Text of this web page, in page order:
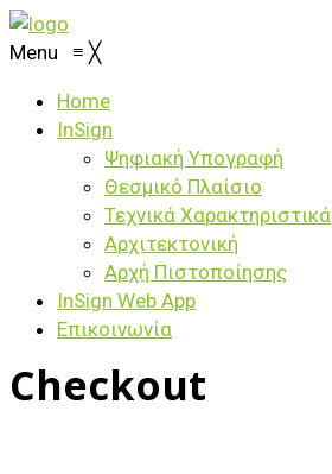
Menu ≡ ╳
Home
InSign
Ψηφιακή Υπογραφή
Θεσμικό Πλαίσιο
Τεχνικά Χαρακτηριστικά
Αρχιτεκτονική
Αρχή Πιστοποίησης
ΙnSign Web App
Επικοινωνία
Checkout